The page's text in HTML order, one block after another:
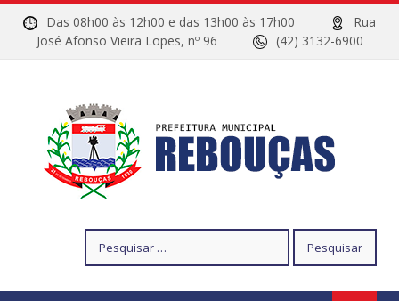
Das 08h00 às 12h00 e das 13h00 às 17h00
Rua
José Afonso Vieira Lopes, nº 96
(42) 3132-6900
por: